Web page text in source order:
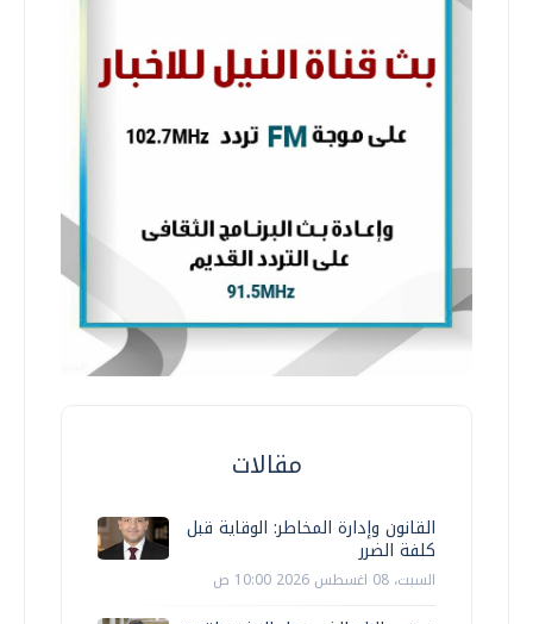
مقالات
القانون وإدارة المخاطر: الوقاية قبل
كلفة الضرر
السبت، 08 اغسطس 2026 10:00 ص